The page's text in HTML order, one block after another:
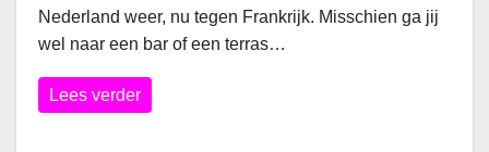
Nederland weer, nu tegen Frankrijk. Misschien ga jij
wel naar een bar of een terras…
Lees verder